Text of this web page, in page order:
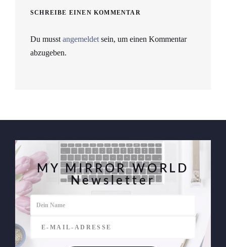
SCHREIBE EINEN KOMMENTAR
Du musst angemeldet sein, um einen Kommentar
abzugeben.
MY MIRROR WORLD
Newsletter